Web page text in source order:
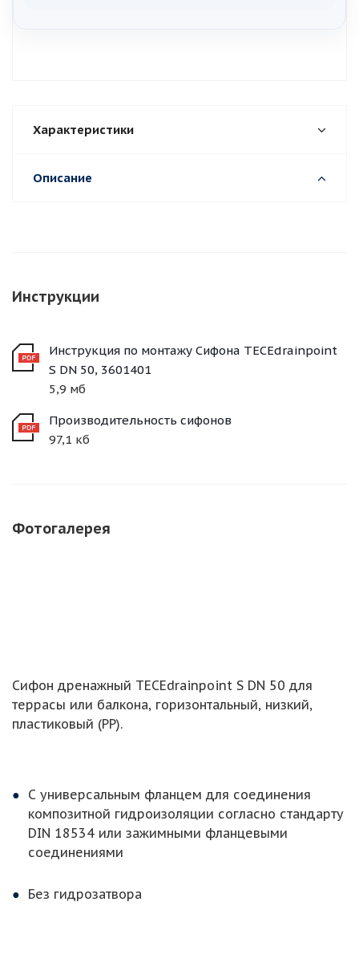
Описание
Сифон дренажный TECEdrainpoint S DN 50 для
террасы или балкона, горизонтальный, низкий,
пластиковый (PP).
С универсальным фланцем для соединения
композитной гидроизоляции согласно стандарту
DIN 18534 или зажимными фланцевыми
соединениями
Без гидрозатвора
Инструкции
Инструкция по монтажу Сифона TECEdrainpoint
S DN 50, 3601401
5,9 мб
Производительность сифонов
97,1 кб
Фотогалерея
Характеристики